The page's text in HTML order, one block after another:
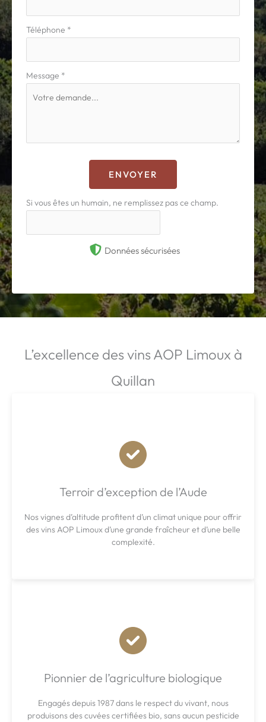
Téléphone *
Message *
ENVOYER
Si vous êtes un humain, ne remplissez pas ce champ.
Données sécurisées
L’excellence des vins AOP Limoux à
Quillan
Terroir d’exception de l’Aude
Nos vignes d’altitude profitent d’un climat unique pour offrir
des vins AOP Limoux d’une grande fraîcheur et d’une belle
complexité.
Pionnier de l’agriculture biologique
Engagés depuis 1987 dans le respect du vivant, nous
produisons des cuvées certifiées bio, sans aucun pesticide